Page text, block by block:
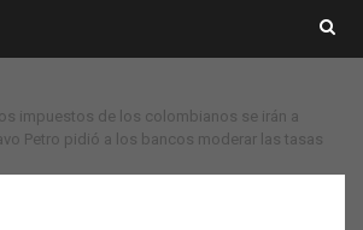
impuestos de los colombianos se irán a
Petro pidió a los bancos moderar las tasas